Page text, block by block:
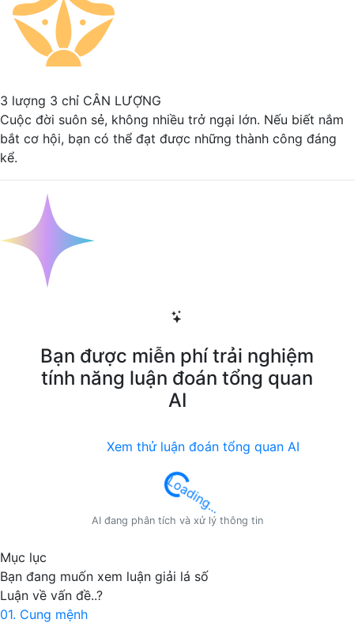
3 lượng 3 chỉ CÂN LƯỢNG
Cuộc đời suôn sẻ, không nhiều trở ngại lớn. Nếu biết nắm
bắt cơ hội, bạn có thể đạt được những thành công đáng
kể.
Bạn được miễn phí trải nghiệm
tính năng luận đoán tổng quan
AI
Xem thử luận đoán tổng quan AI
Loading...
AI đang phân tích và xử lý thông tin
Mục lục
Bạn đang muốn xem luận giải lá số
Luận về vấn đề..?
01. Cung mệnh